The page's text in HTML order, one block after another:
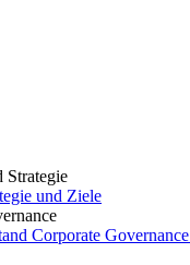
Strategie
und Ziele
Corporate Governance